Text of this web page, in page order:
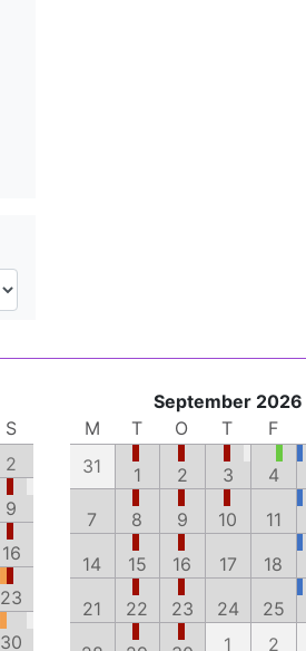
S
2
9
16
23
30
September 2026
M
T O T F
31
1 2 3 4
7
8 9 10 11
14
15 16 17 18
21
22 23 24 25
1 2